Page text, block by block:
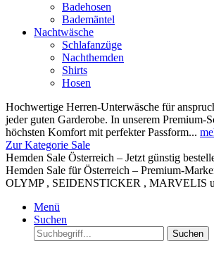
Badehosen
Bademäntel
Nachtwäsche
Schlafanzüge
Nachthemden
Shirts
Hosen
Hochwertige Herren-Unterwäsche für
jeder guten Garderobe. In unserem Premium-
höchsten Komfort mit perfekter Passform...
Zur Kategorie Sale
Hemden Sale Österreich – Jetzt günstig
Hemden Sale für Österreich – Premium-
OLYMP , SEIDENSTICKER , MARVELIS
Menü
Suchen
Suchen